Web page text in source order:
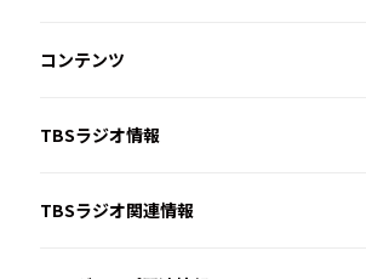
コンテンツ
TBSラジオ情報
TBSラジオ関連情報